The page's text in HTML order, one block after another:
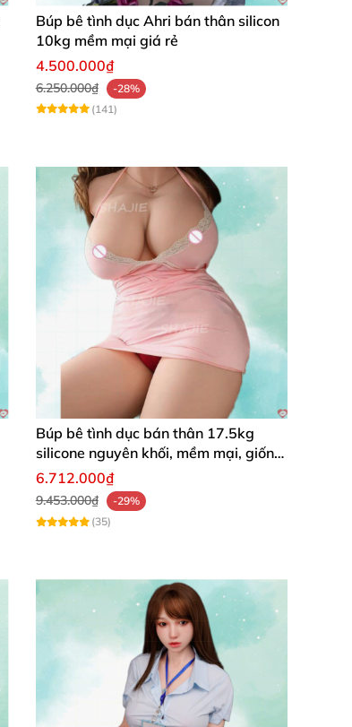
Búp bê tình dục Ahri bán thân silicon
10kg mềm mại giá rẻ
4.500.000₫
6.250.000₫
-28%
(141)
Búp bê tình dục bán thân 17.5kg
silicone nguyên khối, mềm mại, giống
thật, chất lượng cao
6.712.000₫
9.453.000₫
-29%
(35)